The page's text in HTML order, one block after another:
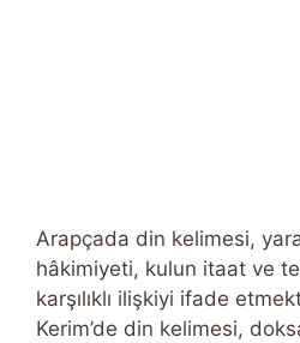
Arapçada din kelimesi,
hâkimiyeti, kulun itaat ve
karşılıklı ilişkiyi ifade
Kerim’de din kelimesi,